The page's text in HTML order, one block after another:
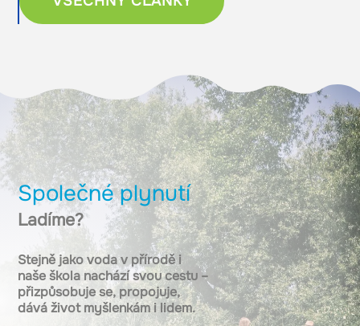
Společné plynutí
Ladíme?
Stejně jako voda v přírodě i
naše škola nachází svou cestu –
přizpůsobuje se, propojuje,
dává život myšlenkám i lidem.